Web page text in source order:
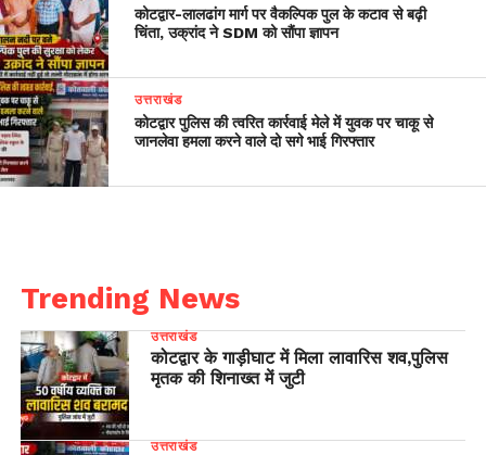
​कोटद्वार-लालढांग मार्ग पर वैकल्पिक पुल के कटाव से बढ़ी
चिंता, उक्रांद ने SDM को सौंपा ज्ञापन
उत्तराखंड
कोटद्वार पुलिस की त्वरित कार्रवाई मेले में युवक पर चाकू से
जानलेवा हमला करने वाले दो सगे भाई गिरफ्तार
Trending News
उत्तराखंड
कोटद्वार के गाड़ीघाट में मिला लावारिस शव,पुलिस
मृतक की शिनाख्त में जुटी
उत्तराखंड